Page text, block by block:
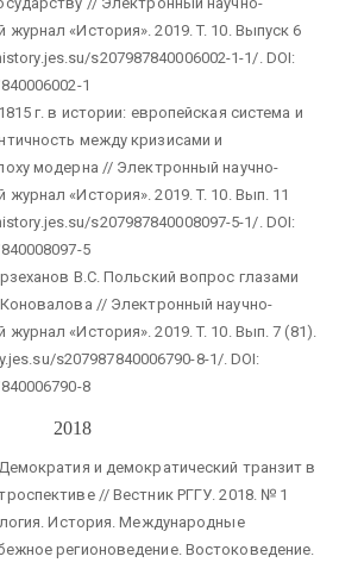
журнал «История». 2019. T. 10. Выпуск 6
s207987840006002-1-1/. DOI:
1
г. в истории: европейская система и
между кризисами и
модерна // Электронный научно-
журнал «История». 2019. T. 10. Вып. 11
s207987840008097-5-1/. DOI:
5
В.С. Польский вопрос глазами
// Электронный научно-
«История». 2019. T. 10. Вып. 7 (81).
s207987840006790-8-1/. DOI:
8
2018
и демократический транзит в
// Вестник РГГУ. 2018. № 1
История. Международные
регионоведение. Востоковедение.